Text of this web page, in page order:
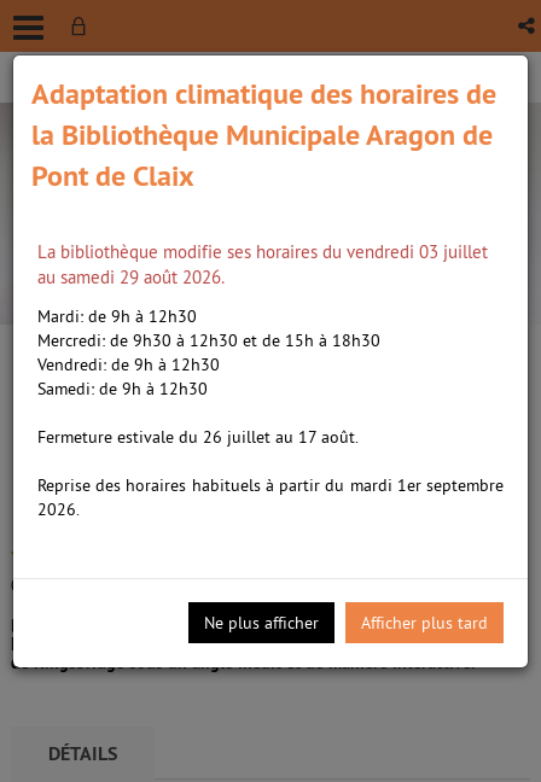
recherche avancée
/5
0avis
Ken Follett - Les piliers de la
terre - XBox One
prospérité. Ce chantier titanesque sera le théâtre de
luttes sans merci. Adapté du bestseller international de Ken Follett,
Les Piliers de la Terre (Pillars of the Earth) retrace l'histoire du village
de Kingsbridge sous un angle inédit et de manière interactive.
DÉTAILS
Adaptation climatique des horaires de
la Bibliothèque Municipale Aragon de
Pont de Claix
La bibliothèque modifie ses horaires du vendredi 03 juillet
au samedi 29 août 2026.
Mardi: de 9h à 12h30
Mercredi: de 9h30 à 12h30 et de 15h à 18h30
Vendredi: de 9h à 12h30
Samedi: de 9h à 12h30
Fermeture estivale du 26 juillet au 17 août.
Reprise des horaires habituels à partir du mardi 1er septembre
2026.
Ne plus afficher Afficher plus tard